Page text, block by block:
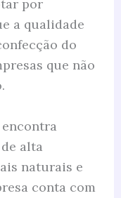
por
a qualidade
do
que não
encontra
alta
naturais e
conta com